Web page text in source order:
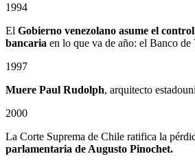
1994
El Gobierno venezolano asume el
bancaria en lo que va de año: el Banco de
1997
Muere Paul Rudolph, arquitecto
2000
La Corte Suprema de Chile ratifica la
parlamentaria de Augusto Pinochet.